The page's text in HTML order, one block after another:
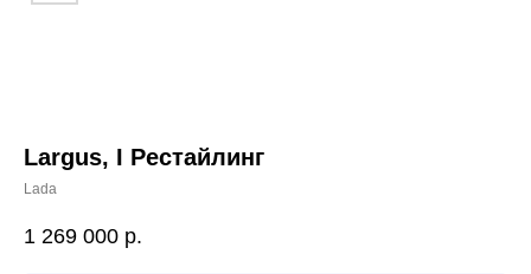
Largus, I Рестайлинг
Lada
1 269 000 р.